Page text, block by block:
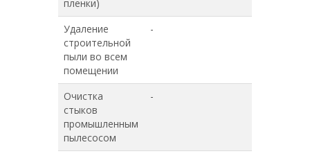
пленки)
Удаление
строительной
пыли во всем
помещении
-
Очистка
стыков
промышленным
пылесосом
-